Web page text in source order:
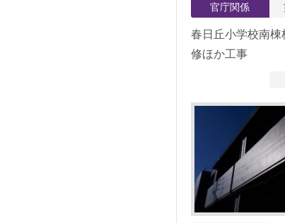
官庁関係
春日丘小学校南棟
修ほか工事